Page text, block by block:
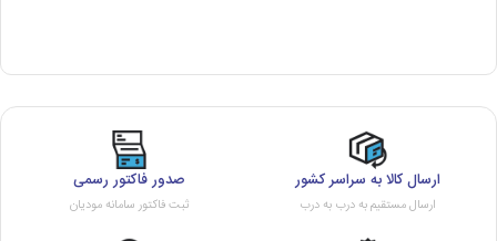
ارسال کالا به سراسر کشور
ارسال مستقیم به درب به درب
صدور فاکتور رسمی
ثبت فاکتور سامانه مودیان